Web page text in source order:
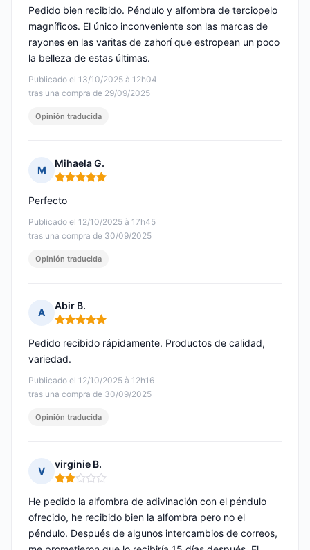
Publicado el 13/10/2025 à 12h04
tras una compra de 29/09/2025
Pedido bien recibido. Péndulo y alfombra de terciopelo
magníficos. El único inconveniente son las marcas de
rayones en las varitas de zahorí que estropean un poco
la belleza de estas últimas.
Opinión traducida
M
Mihaela G.
Nota: 5 de 5
Publicado el 12/10/2025 à 17h45
tras una compra de 30/09/2025
Perfecto
Opinión traducida
A
Abir B.
Nota: 5 de 5
Publicado el 12/10/2025 à 12h16
tras una compra de 30/09/2025
Pedido recibido rápidamente. Productos de calidad,
variedad.
Opinión traducida
V
virginie B.
Nota: 2 de 5
He pedido la alfombra de adivinación con el péndulo
ofrecido, he recibido bien la alfombra pero no el
péndulo. Después de algunos intercambios de correos,